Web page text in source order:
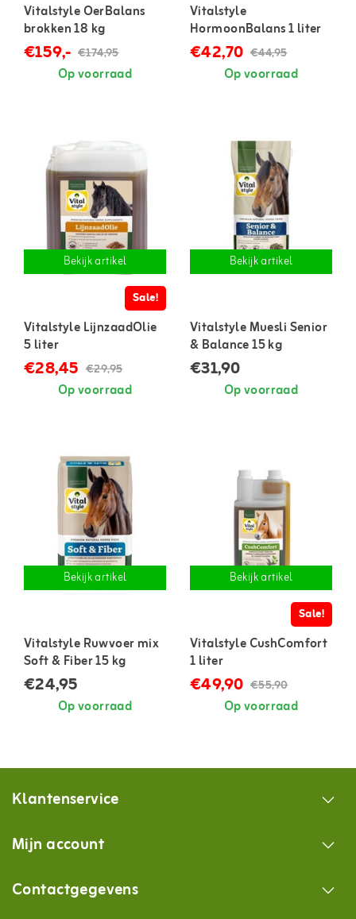
Vitalstyle OerBalans
brokken 18 kg
€159,- €174,95
Op voorraad
Vitalstyle
HormoonBalans 1 liter
€42,70 €44,95
Op voorraad
Bekijk artikel
Sale!
Vitalstyle LijnzaadOlie
5 liter
€28,45 €29,95
Op voorraad
Bekijk artikel
Vitalstyle Muesli Senior
& Balance 15 kg
€31,90
Op voorraad
Bekijk artikel
Vitalstyle Ruwvoer mix
Soft & Fiber 15 kg
€24,95
Op voorraad
Bekijk artikel
Sale!
Vitalstyle CushComfort
1 liter
€49,90 €55,90
Op voorraad
Klantenservice
Mijn account
Contactgegevens